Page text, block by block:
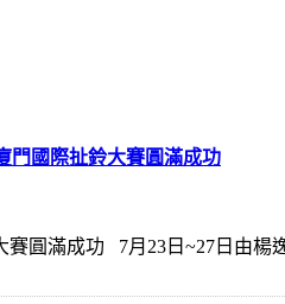
門國際扯鈴大賽圓滿成功
賽圓滿成功 7月23日~27日由